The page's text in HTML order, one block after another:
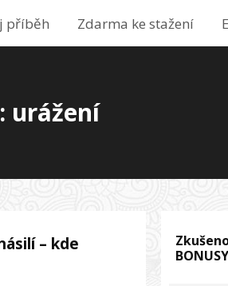
příběh Zdarma ke stažení
urážení
– kde
BONUSY